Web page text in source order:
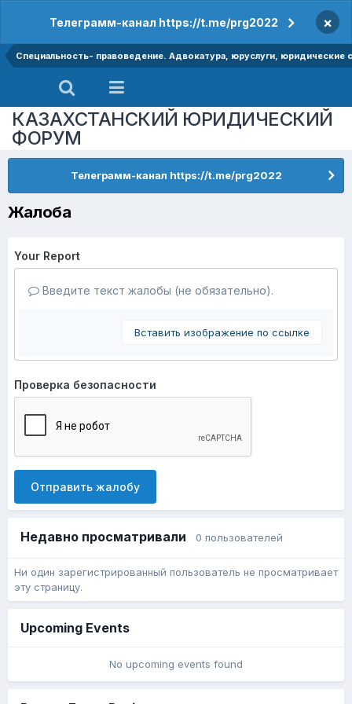
Телеграмм-канал https://t.me/prg2022 ×
Специальность- правоведение. Адвокатура, юруслуги, юридические
КАЗАХСТАНСКИЙ ЮРИДИЧЕСКИЙ
ФОРУМ
Телеграмм-канал https://t.me/prg2022
Жалоба
Your Report
Введите текст жалобы (не обязательно).
Вставить изображение по ссылке
Проверка безопасности
Отправить жалобу
Недавно просматривали 0 пользователей
Ни один зарегистрированный пользователь не просматривает
эту страницу.
Upcoming Events
No upcoming events found